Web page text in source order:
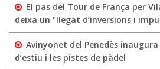
El pas del Tour de França per
deixa un "llegat d’inversions i
Avinyonet del Penedès
d’estiu i les pistes de pàdel